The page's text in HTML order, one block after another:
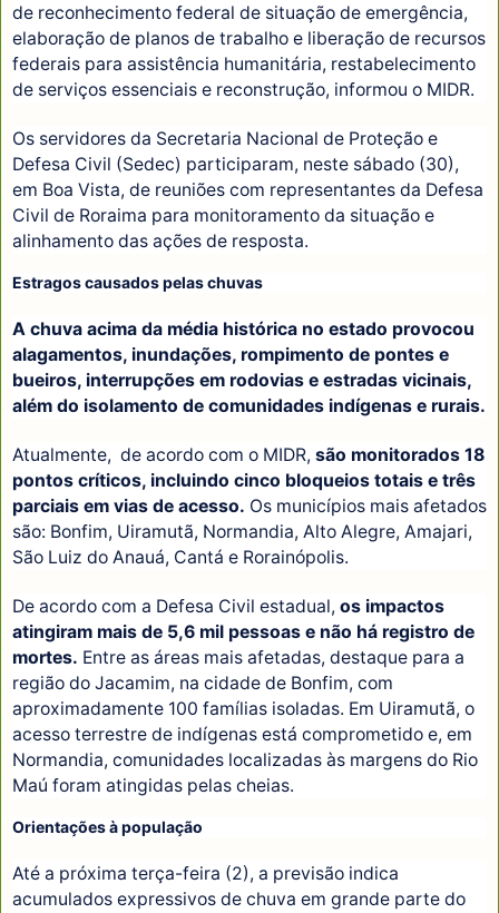
de reconhecimento federal de situação de emergência,
elaboração de planos de trabalho e liberação de recursos
federais para assistência humanitária, restabelecimento
de serviços essenciais e reconstrução, informou o MIDR.
Os servidores da Secretaria Nacional de Proteção e
Defesa Civil (Sedec) participaram, neste sábado (30),
em Boa Vista, de reuniões com representantes da Defesa
Civil de Roraima para monitoramento da situação e
alinhamento das ações de resposta.
Estragos causados pelas chuvas
A chuva acima da média histórica no estado provocou
alagamentos, inundações, rompimento de pontes e
bueiros, interrupções em rodovias e estradas vicinais,
além do isolamento de comunidades indígenas e rurais.
Atualmente, de acordo com o MIDR, são monitorados 18
pontos críticos, incluindo cinco bloqueios totais e três
parciais em vias de acesso. Os municípios mais afetados
são: Bonfim, Uiramutã, Normandia, Alto Alegre, Amajari,
São Luiz do Anauá, Cantá e Rorainópolis.
De acordo com a Defesa Civil estadual, os impactos
atingiram mais de 5,6 mil pessoas e não há registro de
mortes. Entre as áreas mais afetadas, destaque para a
região do Jacamim, na cidade de Bonfim, com
aproximadamente 100 famílias isoladas. Em Uiramutã, o
acesso terrestre de indígenas está comprometido e, em
Normandia, comunidades localizadas às margens do Rio
Maú foram atingidas pelas cheias.
Orientações à população
Até a próxima terça-feira (2), a previsão indica
acumulados expressivos de chuva em grande parte do